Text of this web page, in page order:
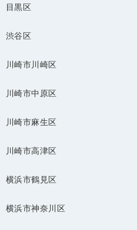
目黒区
渋谷区
川崎市川崎区
川崎市中原区
川崎市麻生区
川崎市高津区
横浜市鶴見区
横浜市神奈川区